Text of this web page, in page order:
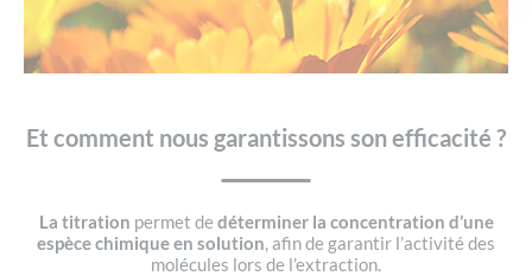
Et comment nous garantissons son efficacité ?
La titration permet de déterminer la concentration d’une
espèce chimique en solution, afin de garantir l’activité des
molécules lors de l’extraction.